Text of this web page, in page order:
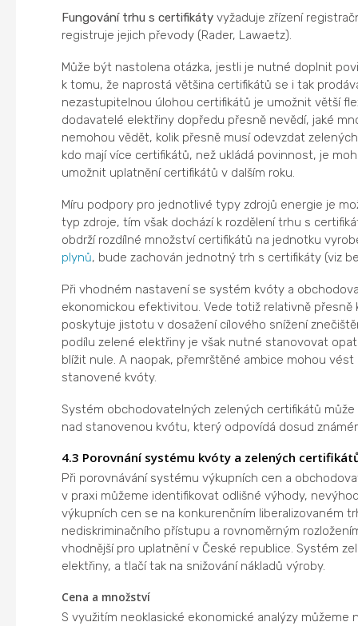
Fungování trhu s certifikátyvyžaduje zřízení
registruje jejich převody (Rader, Lawaetz).
Může být nastolena otázka, jestli je nutné doplnit
k tomu, že naprostá většina certifikátů se i tak
nezastupitelnou úlohou certifikátů je umožnit větší
dodavatelé elektřiny dopředu přesně nevědí, jaké
nemohou vědět, kolik přesně musí odevzdat
kdo mají více certifikátů, než ukládá povinnost, je
umožnit uplatnění certifikátů v dalším roku.
Míru podpory pro jednotlivé typy zdrojů energie je
typ zdroje, tím však dochází k rozdělení trhu s
obdrží rozdílné množství certifikátů na jednotku
plynů, bude zachován jednotný trh s certifikáty (viz
Při vhodném nastavení se systém kvóty a
ekonomickou efektivitou. Vede totiž relativně
poskytuje jistotu v dosažení cílového snížení
podílu zelené elektřiny je však nutné stanovovat
blížit nule. A naopak, přemrštěné ambice mohou
stanovené kvóty.
Systém obchodovatelných zelených certifikátů
nad stanovenou kvótu, který odpovídá dosud
4.3 Porovnání systému kvóty a zelených
Při porovnávání systému výkupních cen a
v praxi můžeme identifikovat odlišné výhody,
výkupních cen se na konkurenčním liberalizovaném
nediskriminačního přístupu a rovnoměrným
vhodnější pro uplatnění v České republice. Systém
elektřiny, a tlačí tak na snižování nákladů výroby.
Cena a množství
S využitím neoklasické ekonomické analýzy